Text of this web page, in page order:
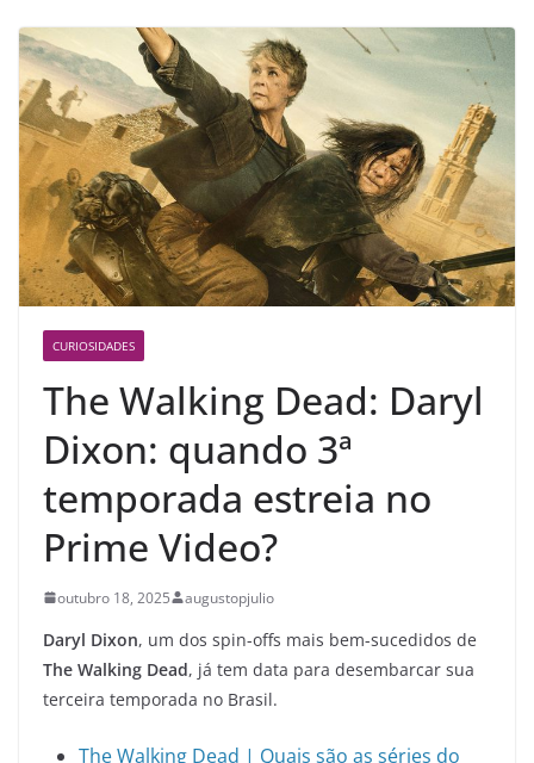
CURIOSIDADES
The Walking Dead: Daryl
Dixon: quando 3ª
temporada estreia no
Prime Video?
outubro 18, 2025 augustopjulio
Daryl Dixon, um dos spin-offs mais bem-sucedidos de
The Walking Dead, já tem data para desembarcar sua
terceira temporada no Brasil.
The Walking Dead | Quais são as séries do